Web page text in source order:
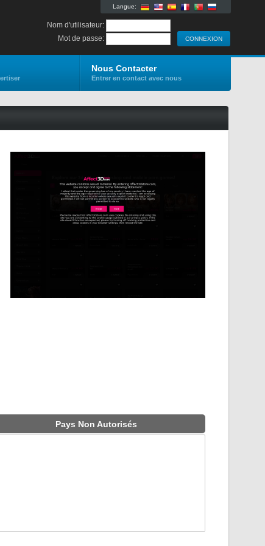
Langue:
Nom d'utilisateur:
Mot de passe:
Nous Contacter
Entrer en contact avec nous
Pays Non Autorisés